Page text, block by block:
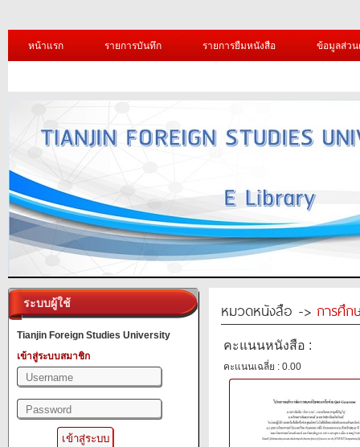
หน้าแรก รายการบันทึก รายการยืมหนังสือ ข้อมูลส่ว
ระบบผู้ใช้
Tianjin Foreign Studies University
เข้าสู่ระบบสมาชิก
หมวดหนังสือ -> การศึก
คะแนนหนังสือ :
คะแนนเฉลี่ย : 0.00